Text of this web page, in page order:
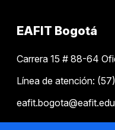
EAFIT Bogotá
Carrera 15 # 88-64
Línea de atención: